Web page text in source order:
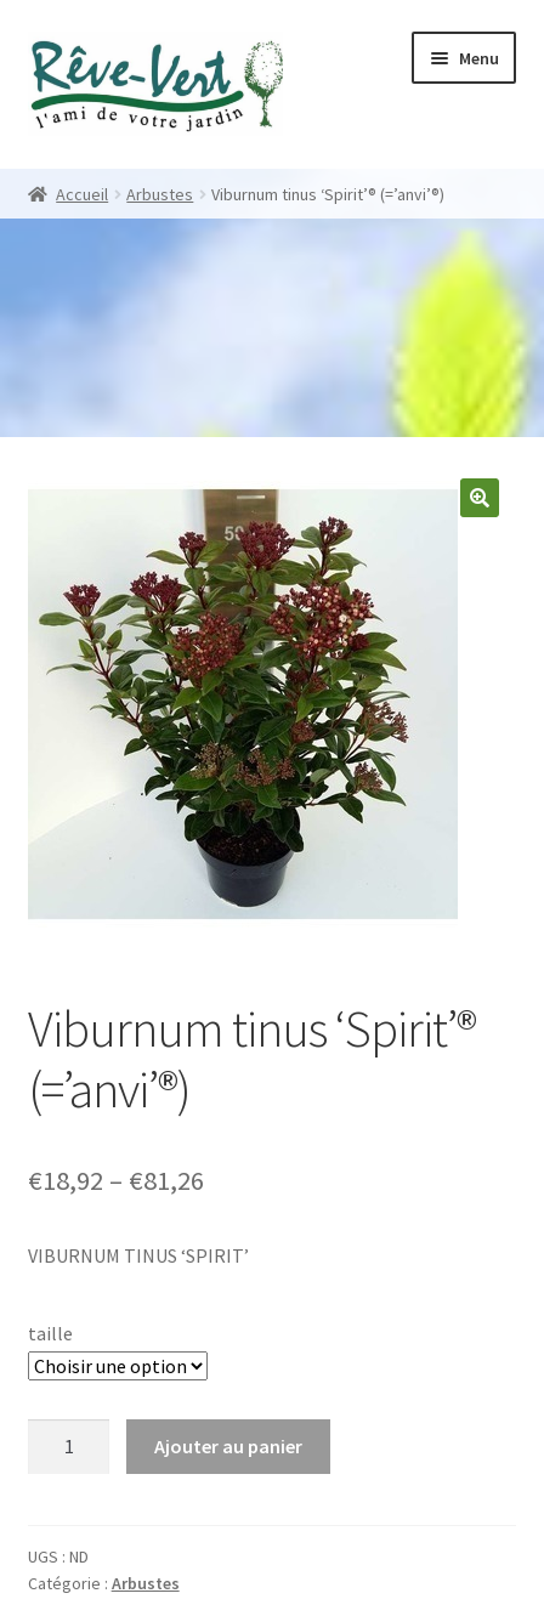
Skip
to
navigation
Skip
to
content
Menu
Accueil Arbustes Viburnum tinus ‘Spirit’® (=’anvi’®)
Viburnum tinus ‘Spirit’®
(=’anvi’®)
€18,92 – €81,26Price
€18,92
€81,26
VIBURNUM TINUS ‘SPIRIT’
taille
'Spirit'®
(='anvi'®)
Ajouter au panier
UGS : ND
Catégorie : Arbustes